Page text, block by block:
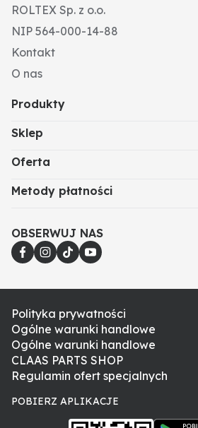
ROLTEX Sp. z o.o.
NIP 564-000-14-88
Kontakt
O nas
Produkty
Sklep
Oferta
Metody płatności
OBSERWUJ NAS
Polityka prywatności
Ogólne warunki handlowe
Ogólne warunki handlowe
CLAAS PARTS SHOP
Regulamin ofert specjalnych
POBIERZ APLIKACJE